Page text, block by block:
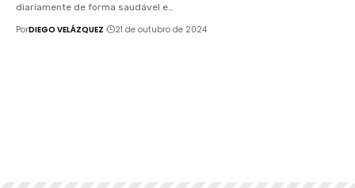
diariamente de forma saudável e…
PorDIEGO VELÁZQUEZ 21 de outubro de 2024